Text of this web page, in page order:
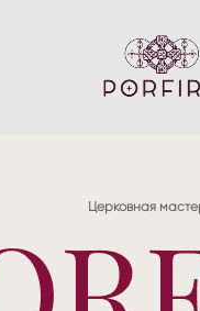
Церковная